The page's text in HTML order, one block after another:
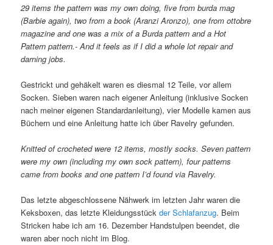
29 items the pattern was my own doing, five from burda mag
(Barbie again), two from a book (Aranzi Aronzo), one from ottobre
magazine and one was a mix of a Burda pattern and a Hot
Pattern pattern.- And it feels as if I did a whole lot repair and
darning jobs.
Gestrickt und gehäkelt waren es diesmal 12 Teile, vor allem
Socken. Sieben waren nach eigener Anleitung (inklusive Socken
nach meiner eigenen Standardanleitung), vier Modelle kamen aus
Büchern und eine Anleitung hatte ich über Ravelry gefunden.
Knitted of crocheted were 12 items, mostly socks. Seven pattern
were my own (including my own sock pattern), four patterns
came from books and one pattern I’d found via Ravelry.
Das letzte abgeschlossene Nähwerk im letzten Jahr waren die
Keksboxen, das letzte Kleidungsstückder Schlafanzug. Beim
Stricken habe ich am 16. Dezember Handstulpen beendet, die
waren aber noch nicht im Blog.